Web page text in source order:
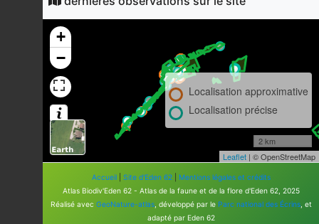
Gallinule poule-d'eau
Gallinula chloropus(Linnaeus, 1758)
Dernière observation en
2026
Héron cendré
Ardea cinerea Linnaeus, 1758
569observations
Dernière observation en2026
Cygnus olor (Gmelin, 1789)
448observations
Dernière observation en 2026 Fiche espèce
+
−
Localisation approximative
Localisation précise
2 km
Leaflet | © OpenStreetMap
Accueil| Site d'Eden 62|
Mentions légales et crédits
Atlas Biodiv'Eden 62 - Atlas de la faune et de la flore d'Eden 62, 2025
Réalisé avec GeoNature-atlas, développé par le Parc national des Écrins, et
adapté par Eden 62